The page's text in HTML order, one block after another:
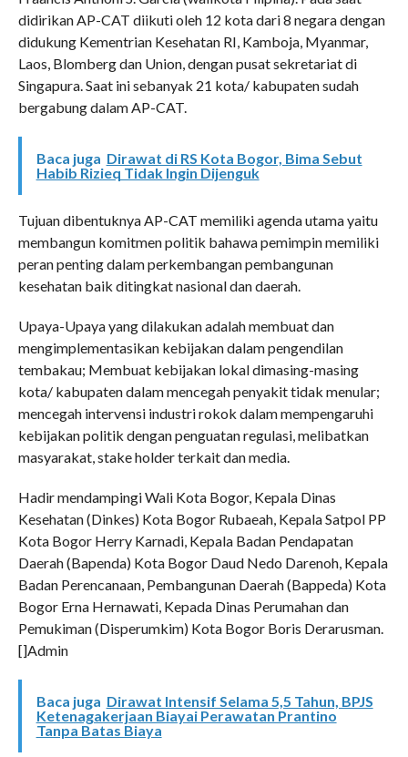
didirikan AP-CAT diikuti oleh 12 kota dari 8 negara dengan
didukung Kementrian Kesehatan RI, Kamboja, Myanmar,
Laos, Blomberg dan Union, dengan pusat sekretariat di
Singapura. Saat ini sebanyak 21 kota/ kabupaten sudah
bergabung dalam AP-CAT.
Baca juga Dirawat di RS Kota Bogor, Bima Sebut
Habib Rizieq Tidak Ingin Dijenguk
Tujuan dibentuknya AP-CAT memiliki agenda utama yaitu
membangun komitmen politik bahawa pemimpin memiliki
peran penting dalam perkembangan pembangunan
kesehatan baik ditingkat nasional dan daerah.
Upaya-Upaya yang dilakukan adalah membuat dan
mengimplementasikan kebijakan dalam pengendilan
tembakau; Membuat kebijakan lokal dimasing-masing
kota/ kabupaten dalam mencegah penyakit tidak menular;
mencegah intervensi industri rokok dalam mempengaruhi
kebijakan politik dengan penguatan regulasi, melibatkan
masyarakat, stake holder terkait dan media.
Hadir mendampingi Wali Kota Bogor, Kepala Dinas
Kesehatan (Dinkes) Kota Bogor Rubaeah, Kepala Satpol PP
Kota Bogor Herry Karnadi, Kepala Badan Pendapatan
Daerah (Bapenda) Kota Bogor Daud Nedo Darenoh, Kepala
Badan Perencanaan, Pembangunan Daerah (Bappeda) Kota
Bogor Erna Hernawati, Kepada Dinas Perumahan dan
Pemukiman (Disperumkim) Kota Bogor Boris Derarusman.
[]Admin
Baca juga Dirawat Intensif Selama 5,5 Tahun, BPJS
Ketenagakerjaan Biayai Perawatan Prantino
Tanpa Batas Biaya